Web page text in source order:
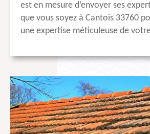
est en mesure d’envoyer ses
que vous soyez à Cantois 33760
une expertise méticuleuse de